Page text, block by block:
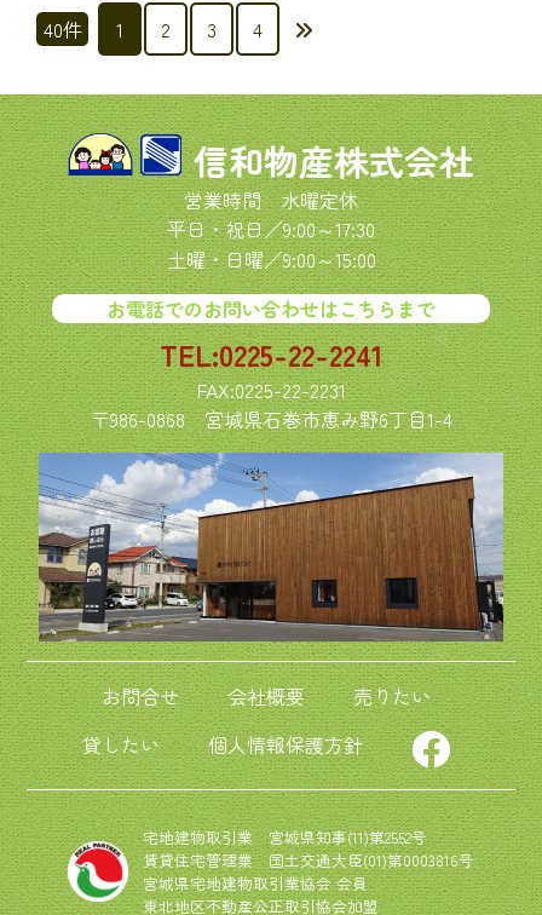
40件
投
稿
の
ペ
ー
ジ
送
り
1 2 3 4
信和物産株式会社
営業時間 水曜定休
平日・祝日／9:00～17:30
土曜・日曜／9:00～15:00
お電話でのお問い合わせはこちらまで
TEL:0225-22-2241
FAX:0225-22-2231
〒986-0868宮城県石巻市恵み野6丁目1-4
お問合せ 会社概要
売りたい
貸したい
個人情報保護方針
宅地建物取引業 宮城県知事(11)第2552号
賃貸住宅管理業 国土交通大臣(01)第0003816号
宮城県宅地建物取引業協会 会員
東北地区不動産公正取引協会加盟